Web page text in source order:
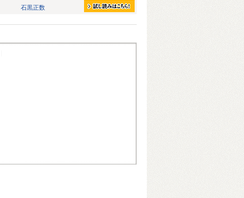
石黒正数